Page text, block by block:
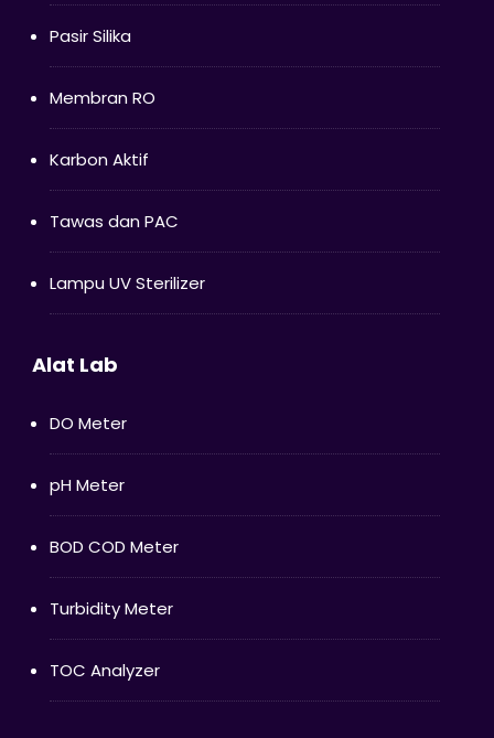
Pasir Silika
Membran RO
Karbon Aktif
Tawas dan PAC
Lampu UV Sterilizer
Alat Lab
DO Meter
pH Meter
BOD COD Meter
Turbidity Meter
TOC Analyzer